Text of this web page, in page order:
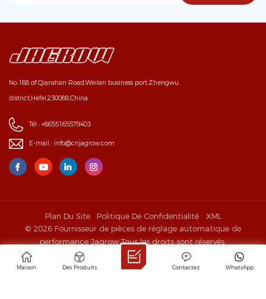
No.188 of Qianshan Road,Weilan business port,Zhengwu
district,Hefei,230088,China
Tél : +8655165579403
E-mail : info@cnjagrow.com
Plan Du Site Politique De Confidentialité
XML
© 2026 Fournisseur de pièces de réglage automatique de
performance Jagrow Tous les droits sont réservés.
IPv6 RÉSEAU PRIS EN CHARGE
Maison Des Produits WhatsApp
Contactez